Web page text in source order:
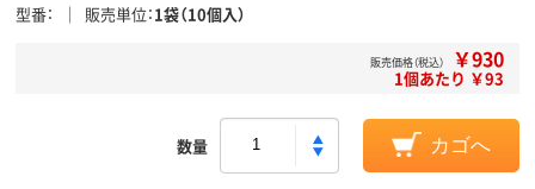
型番 販売単位 1袋（10個入）
販売価格（税込） ￥930
1個あたり ￥93
数量 カゴへ